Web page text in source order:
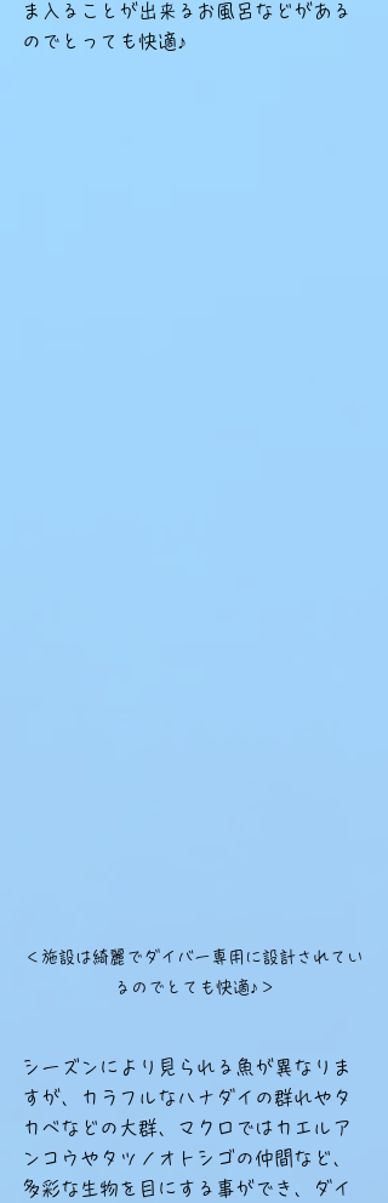
ま入ることが出来るお風呂などがある
のでとっても快適♪
＜施設は綺麗でダイバー専用に設計されてい
るのでとても快適♪＞
シーズンにより見られる魚が異なりま
すが、カラフルなハナダイの群れやタ
カベなどの大群、マクロではカエルア
ンコウやタツノオトシゴの仲間など、
多彩な生物を目にする事ができ、ダイ